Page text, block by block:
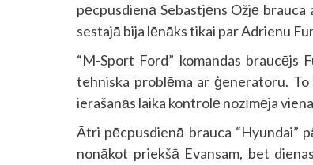
pēcpusdienā Sebastjēns Ožjē
sestajā bija lēnāks tikai par Adrienu
“M-Sport Ford” komandas braucējs
tehniska problēma ar ģeneratoru.
ierašanās laika kontrolē nozīmēja
Ātri pēcpusdienā brauca “Hyundai”
nonākot priekšā Evansam, bet